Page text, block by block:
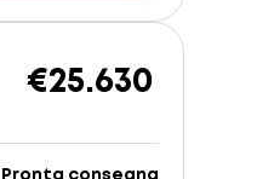
€25.630
Pronta consegna